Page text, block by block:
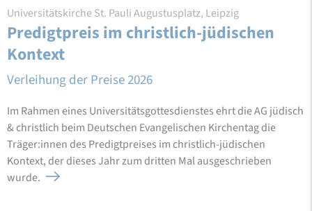
Universitätskirche St. Pauli Augustusplatz, Leipzig
Predigtpreis im christlich-jüdischen
Kontext
Verleihung der Preise 2026
Im Rahmen eines Universitätsgottesdienstes ehrt die AG jüdisch
& christlich beim Deutschen Evangelischen Kirchentag die
Träger:innen des Predigtpreises im christlich-jüdischen
Kontext, der dieses Jahr zum dritten Mal ausgeschrieben
wurde.